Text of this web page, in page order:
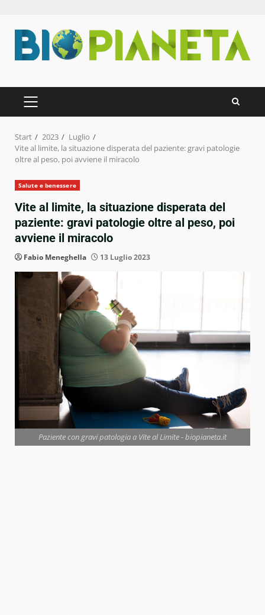
Inhalt
springen
PRIMÄRES
MENÜ
Start 2023
Luglio
Vite al limite, la situazione disperata del paziente: gravi patologie
oltre al peso, poi avviene il miracolo
Salute e benessere
Vite al limite, la situazione disperata del
paziente: gravi patologie oltre al peso, poi
avviene il miracolo
Fabio Meneghella 13 Luglio 2023
Paziente con gravi patologia a Vite al Limite - biopianeta.it